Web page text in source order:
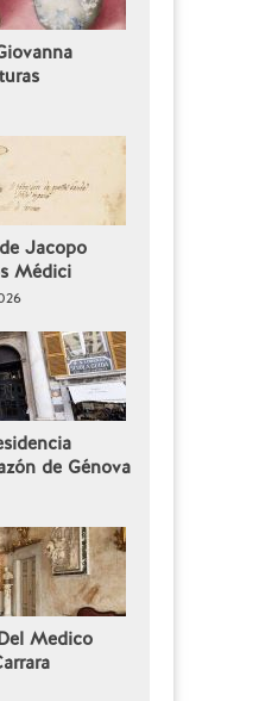
Jacopo
Médici
de Génova
Medico